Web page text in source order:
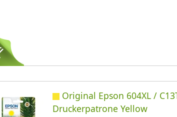
Original Epson 604XL /
Druckerpatrone Yellow